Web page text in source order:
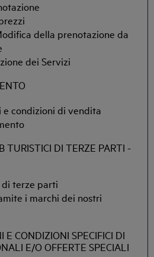
della prenotazione da
dei Servizi
condizioni di vendita
TURISTICI DI TERZE PARTI -
terze parti
i marchi dei nostri
E CONDIZIONI SPECIFICI DI
E/O OFFERTE SPECIALI